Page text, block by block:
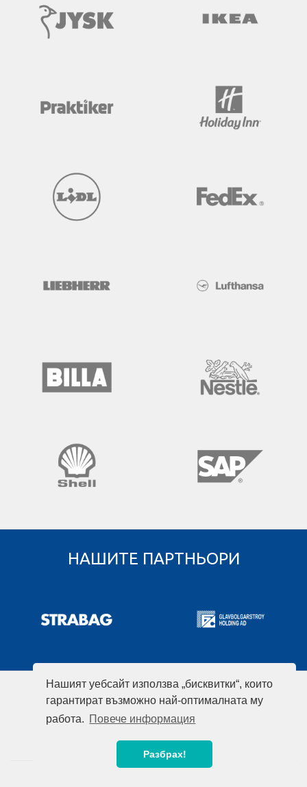
Нашият уебсайт използва „бисквитки“, които
гарантират възможно най-оптималната му
работа. Повече информация
Разбрах!
НАШИТЕ ПАРТНЬОРИ